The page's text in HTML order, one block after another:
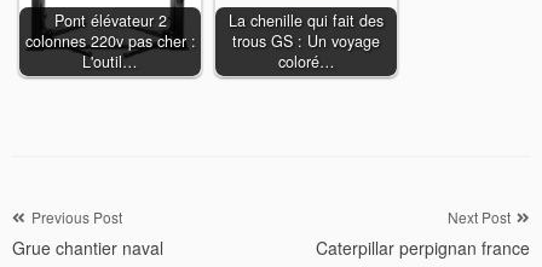
Pont élévateur 2
colonnes 220v pas cher :
L'outil…
La chenille qui fait des
trous GS : Un voyage
coloré…
Navigation
de
Previous Post
Grue chantier naval
Next Post
Caterpillar perpignan france